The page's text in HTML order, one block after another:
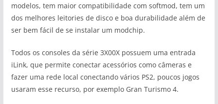
modelos, tem maior compatibilidade com softmod, tem um
dos melhores leitories de disco e boa durabilidade além de
ser bem fácil de se instalar um modchip.
Todos os consoles da série 3X00X possuem uma entrada
iLink, que permite conectar acessórios como câmeras e
fazer uma rede local conectando vários PS2, poucos jogos
usaram esse recurso, por exemplo Gran Turismo 4.